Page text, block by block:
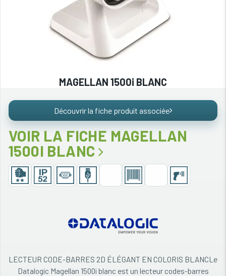
MAGELLAN 1500i BLANC
Découvrir la fiche produit associée
VOIR LA FICHE MAGELLAN
1500I BLANC
LECTEUR CODE-BARRES 2D ÉLÉGANT EN COLORIS BLANCLe
Datalogic Magellan 1500i blanc est un lecteur codes-barres